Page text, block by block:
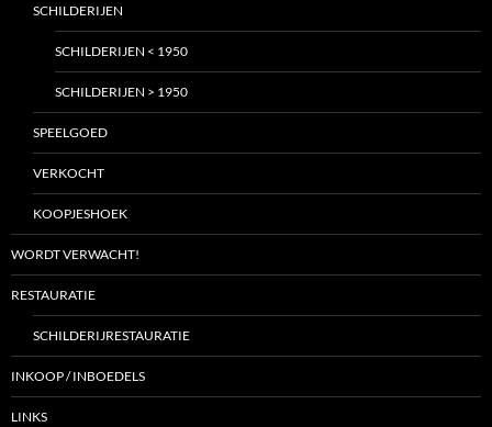
SCHILDERIJEN
SCHILDERIJEN < 1950
SCHILDERIJEN > 1950
SPEELGOED
VERKOCHT
KOOPJESHOEK
WORDT VERWACHT!
RESTAURATIE
SCHILDERIJRESTAURATIE
INKOOP / INBOEDELS
LINKS